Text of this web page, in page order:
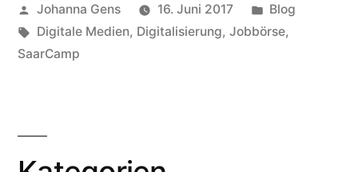
in
Hannover
Ideen
Veröffentlicht
von
Johanna Gens 16. Juni 2017
Veröffentlicht
unter
Blog
Schlagwörter:
Digitale Medien, Digitalisierung, Jobbörse,
SaarCamp